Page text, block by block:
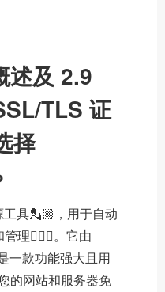
述及 2.9
TLS 证
择
具💂🏼，用于自动
理🤵🏿‍♂️。它由
一款功能强大且用
的网站和服务器免